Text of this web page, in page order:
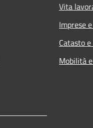
Vita
Imprese
Catasto
Mobilità